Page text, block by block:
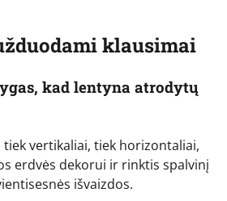
klausimai
kad lentyna atrodytų
vertikaliai, tiek horizontaliai,
erdvės dekorui ir rinktis spalvinį
išvaizdos.